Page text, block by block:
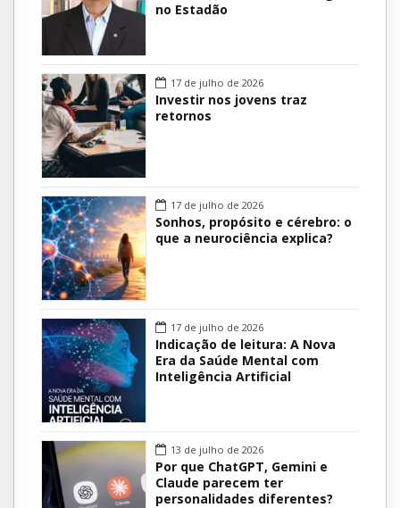
no Estadão
17 de julho de 2026
Investir nos jovens traz
retornos
17 de julho de 2026
Sonhos, propósito e cérebro: o
que a neurociência explica?
17 de julho de 2026
Indicação de leitura: A Nova
Era da Saúde Mental com
Inteligência Artificial
13 de julho de 2026
Por que ChatGPT, Gemini e
Claude parecem ter
personalidades diferentes?